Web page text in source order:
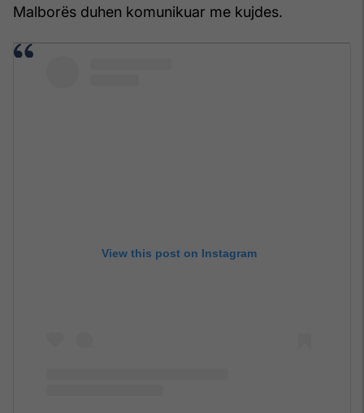
Malborës duhen komunikuar me kujdes.
View this post on Instagram